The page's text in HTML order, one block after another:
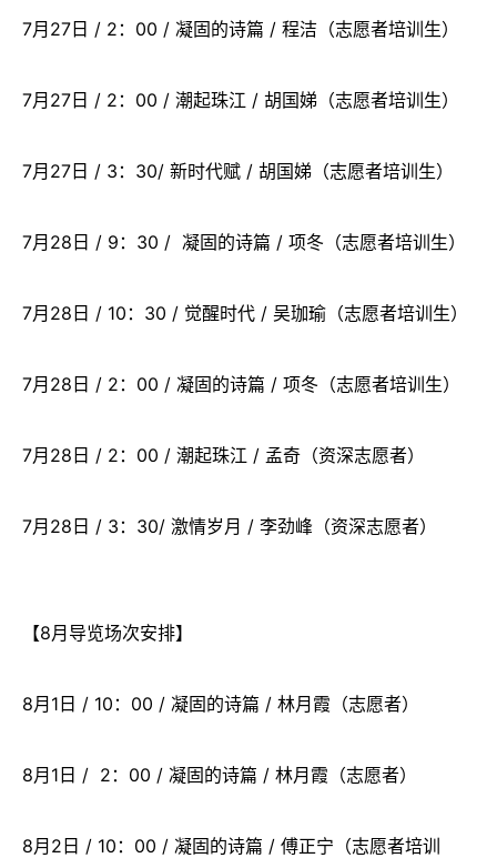
7月27日 / 2：00 / 凝固的诗篇 / 程洁（志愿者培训生）
7月27日 / 2：00 / 潮起珠江 / 胡国娣（志愿者培训生）
7月27日 / 3：30/ 新时代赋 / 胡国娣（志愿者培训生）
7月28日 / 9：30 / 凝固的诗篇 / 项冬（志愿者培训生）
7月28日 / 10：30 / 觉醒时代 / 吴珈瑜（志愿者培训生）
7月28日 / 2：00 / 凝固的诗篇 / 项冬（志愿者培训生）
7月28日 / 2：00 / 潮起珠江 / 孟奇（资深志愿者）
7月28日 / 3：30/ 激情岁月 / 李劲峰（资深志愿者）
【8月导览场次安排】
8月1日 / 10：00 / 凝固的诗篇 / 林月霞（志愿者）
8月1日 / 2：00 / 凝固的诗篇 / 林月霞（志愿者）
8月2日 / 10：00 / 凝固的诗篇 / 傅正宁（志愿者培训